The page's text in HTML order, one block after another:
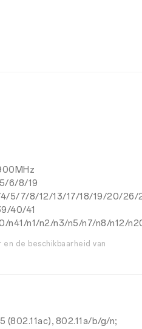
6/8/19
4/5/7/8/12/13/17/18/19/20/26/
40/41
n41/n1/n2/n3/n5/n7/n8/n12/
de beschikbaarheid van
(802.11ac), 802.11a/b/g/n;